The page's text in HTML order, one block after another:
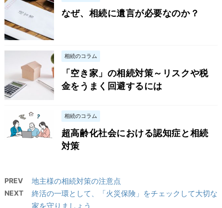
なぜ、相続に遺言が必要なのか？
相続のコラム
「空き家」の相続対策～リスクや税
金をうまく回避するには
相続のコラム
超高齢化社会における認知症と相続
対策
PREV 地主様の相続対策の注意点
NEXT
終活の一環として、「火災保険」をチェックして大切な
家を守りましょう